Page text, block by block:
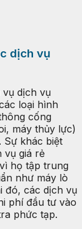
dịch vụ
dịch vụ
loại hình
cống
máy thủy lực)
Sự khác biệt
vụ giá rẻ
họ tập trung
như máy lò
đó, các dịch vụ
phí đầu tư vào
phức tạp.